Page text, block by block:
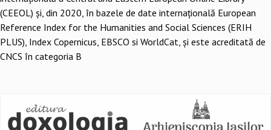
(CEEOL) și, din 2020, în bazele de date internațională European
Reference Index for the Humanities and Social Sciences (ERIH
PLUS), Index Copernicus, EBSCO si WorldCat, și este acreditată de
CNCS în categoria B